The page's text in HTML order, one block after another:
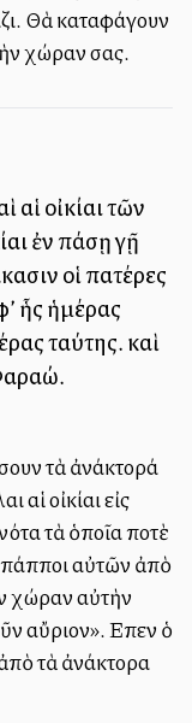
Θὰ καταφάγουν
χώραν σας.
αἱ οἰκίαι τῶν
ἐν πάσῃ γῇ
οἱ πατέρες
ἧς ἡμέρας
ταύτης. καὶ
τὰ ἀνάκτορά
αἱ οἰκίαι εἰς
τὰ ὁποῖα ποτὲ
αὐτῶν ἀπὸ
χώραν αὐτὴν
αὔριον». Εἶπεν ὁ
τὰ ἀνάκτορα